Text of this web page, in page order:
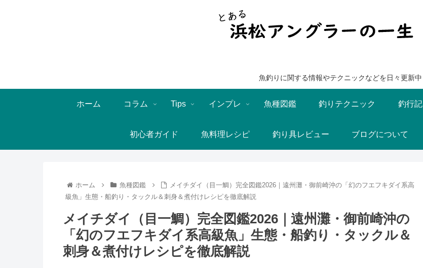
魚釣りに関する情報やテクニックなどを日々更新中
ホーム コラム Tips インプレ 魚種図鑑 釣りテクニック 釣行記
初心者ガイド 魚料理レシピ 釣り具レビュー ブログについて
ホーム 魚種図鑑
メイチダイ（目一鯛）完全図鑑2026｜遠州灘・御前崎沖の「幻のフエフキダイ系高
級魚」生態・船釣り・タックル＆刺身＆煮付けレシピを徹底解説
メイチダイ（目一鯛）完全図鑑2026｜遠州灘・御前崎沖の
「幻のフエフキダイ系高級魚」生態・船釣り・タックル＆
刺身＆煮付けレシピを徹底解説